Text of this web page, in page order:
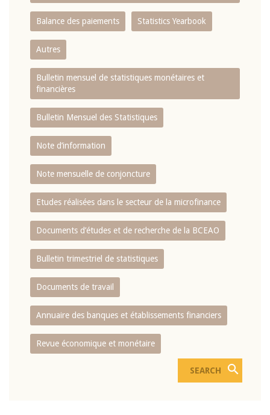
Balance des paiements Statistics Yearbook
Autres
Bulletin mensuel de statistiques monétaires et
financières
Bulletin Mensuel des Statistiques
Note d’information
Note mensuelle de conjoncture
Etudes réalisées dans le secteur de la microfinance
Documents d’études et de recherche de la BCEAO
Bulletin trimestriel de statistiques
Documents de travail
Annuaire des banques et établissements financiers
Revue économique et monétaire